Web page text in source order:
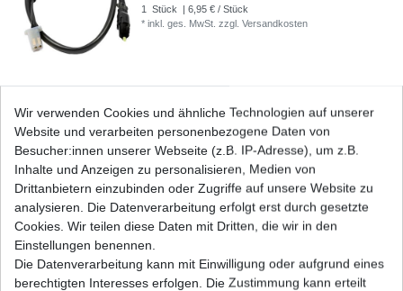
1 Stück
| 6,95 € / Stück
*inkl. ges. MwSt. zzgl.Versandkosten
Marken Batterie YTX9-BS wartungsfrei für
Yamaha
UVP 36,76 € 33,61 € *
| 33,61 € / Stück
inkl. ges. MwSt. Versandkosten
Regler Lichtmaschine Yamaha XT 600 3TB 3UW
3AJ 1VJ DJ02 1986-2003 HQ
Wir verwenden Cookies und ähnliche Technologien auf unserer
Website und verarbeiten personenbezogene Daten von
Besucher:innen unserer Webseite (z.B. IP-Adresse), um z.B.
Inhalte und Anzeigen zu personalisieren, Medien von
Drittanbietern einzubinden oder Zugriffe auf unsere Website zu
analysieren. Die Datenverarbeitung erfolgt erst durch gesetzte
Cookies. Wir teilen diese Daten mit Dritten, die wir in den
Einstellungen benennen.
Die Datenverarbeitung kann mit Einwilligung oder aufgrund eines
berechtigten Interesses erfolgen. Die Zustimmung kann erteilt